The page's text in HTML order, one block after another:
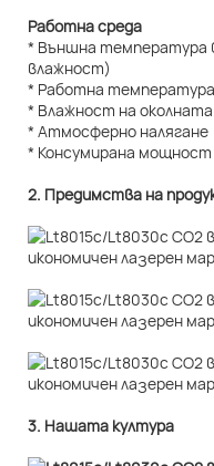
Работна среда
* Външна температура
влажност)
* Работна температура
* Влажност на
* Атмосферно налягане
* Консумирана мощност
2. Предимства на
3. Нашата култура